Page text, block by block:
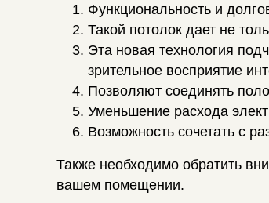
Функциональность и
Такой потолок дает не
Эта новая технология
зрительное восприятие
Позволяют соединять
Уменьшение расхода
Возможность сочетать с
Также необходимо обратить
вашем помещении.